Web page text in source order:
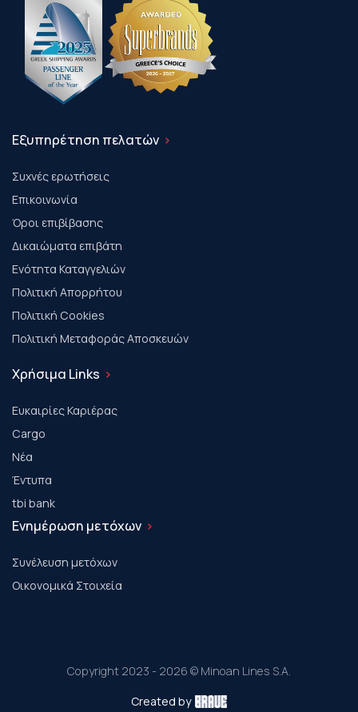
Εξυπηρέτηση πελατών
Συχνές ερωτήσεις
Επικοινωνία
Όροι επιβίβασης
Δικαιώματα επιβάτη
Ενότητα Καταγγελιών
Πολιτική Απορρήτου
Πολιτική Cookies
Πολιτική Μεταφοράς Αποσκευών
Χρήσιμα Links
Ευκαιρίες Καριέρας
Cargo
Νέα
Έντυπα
tbi bank
Ενημέρωση μετόχων
Συνέλευση μετόχων
Οικονομικά Στοιχεία
Copyright 2023 - 2026 © Minoan Lines S.A.
Created by